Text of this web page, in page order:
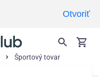
Športový tovar
Otvoriť